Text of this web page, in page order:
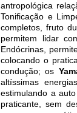
antropológica
Tonificação e
completos, fruto
permitem lidar
Endócrinas,
colocando o
condução; os
altíssimas
estimulando a
praticante, sem